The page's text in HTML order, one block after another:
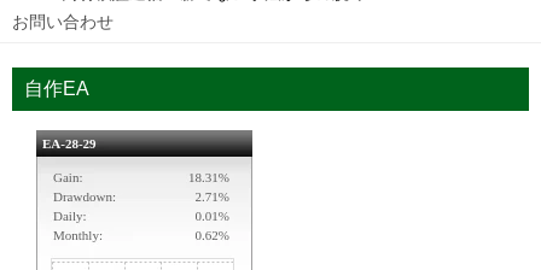
お問い合わせ
自作EA